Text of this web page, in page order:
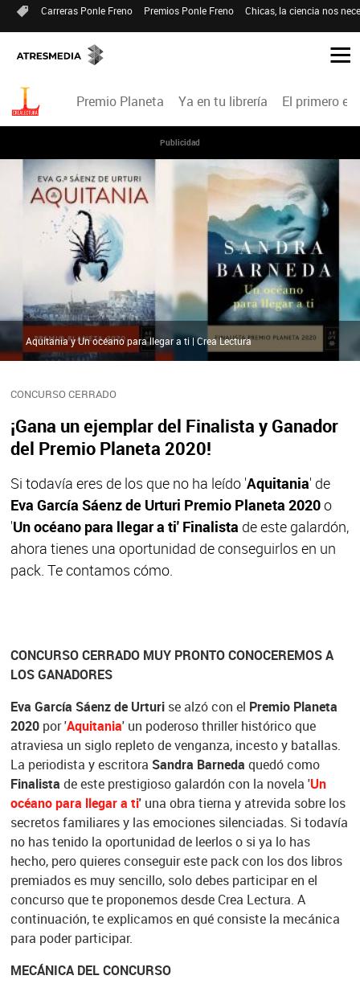
Carreras Ponle Freno Premios Ponle Freno Chicas, la ciencia nos
Premio Planeta Ya en tu librería El primero en
Publicidad
CONCURSO CERRADO
¡Gana un ejemplar del Finalista y Ganador
del Premio Planeta 2020!
Si todavía eres de los que no ha leído 'Aquitania' de
Eva García Sáenz de Urturi Premio Planeta 2020o
'Un océano para llegar a ti' Finalista de este galardón,
ahora tienes una oportunidad de conseguirlos en un
pack. Te contamos cómo.
Aquitania y Un océano para llegar a ti | Crea Lectura
CONCURSO CERRADO MUY PRONTO CONOCEREMOS A
LOS GANADORES
Eva García Sáenz de Urturi se alzó con el Premio Planeta
2020 por 'Aquitania' un poderoso thriller histórico que
atraviesa un siglo repleto de venganza, incesto y batallas.
La periodista y escritora Sandra Barneda quedó como
Finalista de este prestigioso galardón con la novela 'Un
océano para llegar a ti'una obra tierna y atrevida sobre los
secretos familiares y las emociones silenciadas. Si todavía
no has tenido la oportunidad de leerlos o si ya lo has
hecho, pero quieres conseguir este pack con los dos libros
premiados es muy sencillo, solo debes participar en el
concurso que te proponemos desde Crea Lectura. A
continuación, te explicamos en qué consiste la mecánica
para poder participar.
MECÁNICA DEL CONCURSO